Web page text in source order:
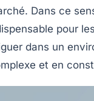
Dans ce
pour
dans un
et en